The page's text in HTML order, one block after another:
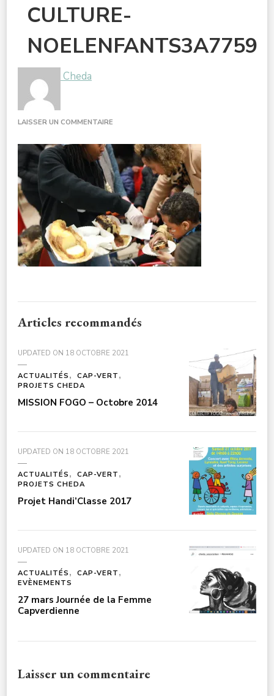
CULTURE-
NOELENFANTS3A7759
Cheda
LAISSER UN COMMENTAIRE
SOLIDARITEINTERNATIONALEDOUBLE-
CULTURE-
NOELENFANTS3A7759
Articles recommandés
UPDATED ON 18 OCTOBRE 2021
ACTUALITÉS
CAP-VERT
PROJETS CHEDA
MISSION FOGO – Octobre 2014
UPDATED ON 18 OCTOBRE 2021
ACTUALITÉS
CAP-VERT
PROJETS CHEDA
Projet Handi’Classe 2017
UPDATED ON 18 OCTOBRE 2021
ACTUALITÉS
CAP-VERT
EVÈNEMENTS
27 mars Journée de la Femme
Capverdienne
Laisser un commentaire